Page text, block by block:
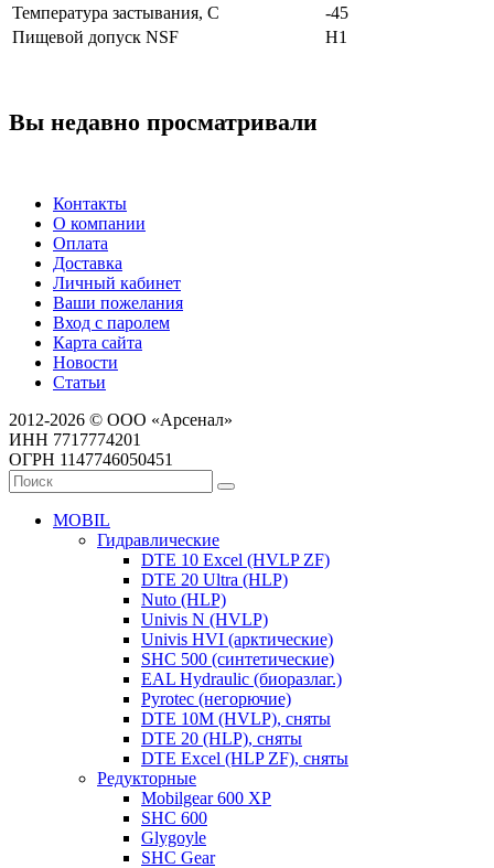
Температура застывания, С
-45
Пищевой допуск NSF
H1
Вы недавно просматривали
Контакты
О компании
Оплата
Доставка
Личный кабинет
Ваши пожелания
Вход с паролем
Карта сайта
Новости
Статьи
2012-2026 © ООО «Арсенал»
ИНН 7717774201
ОГРН 1147746050451
MOBIL
Гидравлические
DTE 10 Excel (HVLP ZF)
DTE 20 Ultra (HLP)
Nuto (HLP)
Univis N (HVLP)
Univis HVI (арктические)
SHC 500 (синтетические)
EAL Hydraulic (биоразлаг.)
Pyrotec (негорючие)
DTE 10M (HVLP), сняты
DTE 20 (HLP), сняты
DTE Excel (HLP ZF), сняты
Редукторные
Mobilgear 600 XP
SHC 600
Glygoyle
SHC Gear